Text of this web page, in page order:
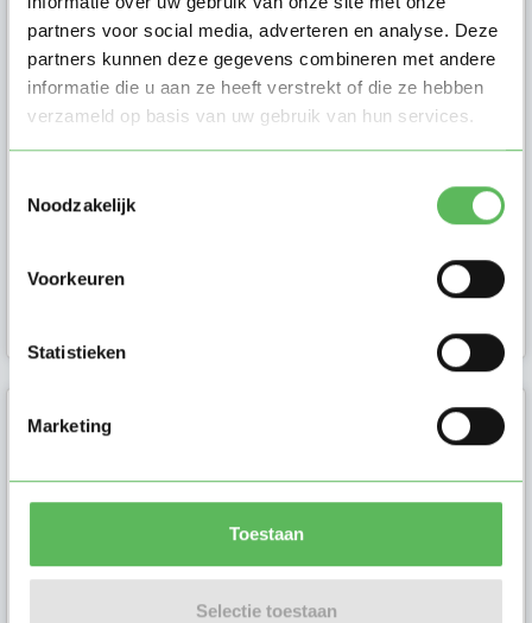
partners voor social media, adverteren en analyse. Deze
partners kunnen deze gegevens combineren met andere
informatie die u aan ze heeft verstrekt of die ze hebben
verzameld op basis van uw gebruik van hun services.
Noodzakelijk
Voorkeuren
Statistieken
Marketing
Toestaan
Selectie toestaan
Gastouder in
Marit
Ik ben Marit en ik ben op zoek naar
bericht als je meer vragen hebt.
Lieve ouders in de buurt van
ik beschikbaar op maandag,
dinsda...